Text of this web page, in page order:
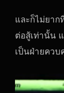
และก็ไม่ยาก
ต่อสู้เท่านั้น
เป็นฝ่ายควบ